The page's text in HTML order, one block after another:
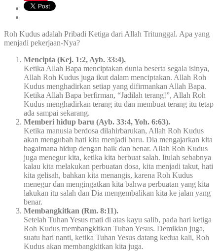
Roh Kudus adalah Pribadi Ketiga dari Allah Tritunggal. Apa yang
menjadi pekerjaan-Nya?
Mencipta (Kej. 1:2, Ayb. 33:4).
Ketika Allah Bapa menciptakan dunia beserta segala isinya,
Allah Roh Kudus juga ikut dalam menciptakan. Allah Roh
Kudus menghadirkan setiap yang difirmankan Allah Bapa.
Ketika Allah Bapa berfirman, “Jadilah terang!”, Allah Roh
Kudus menghadirkan terang itu dan membuat terang itu tetap
ada sampai sekarang.
Memberi hidup baru (Ayb. 33:4, Yoh. 6:63).
Ketika manusia berdosa dilahirbarukan, Allah Roh Kudus
akan mengubah hati kita menjadi baru. Dia mengajarkan kita
bagaimana hidup dengan baik dan benar. Allah Roh Kudus
juga menegur kita, ketika kita berbuat salah. Itulah sebabnya
kalau kita melakukan perbuatan dosa, kita menjadi takut, hati
kita gelisah, bahkan kita menangis, karena Roh Kudus
menegur dan mengingatkan kita bahwa perbuatan yang kita
lakukan itu salah dan Dia mengembalikan kita ke jalan yang
benar.
Membangkitkan (Rm. 8:11).
Setelah Tuhan Yesus mati di atas kayu salib, pada hari ketiga
Roh Kudus membangkitkan Tuhan Yesus. Demikian juga,
suatu hari nanti, ketika Tuhan Yesus datang kedua kali, Roh
Kudus akan membangkitkan kita juga.